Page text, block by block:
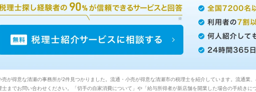
売が得意な清瀬の事務所が2件見つかりました。流通・小売が得意な清瀬市の税理士を紹介しています。流通業
士までお問い合わせください。「切手の自家消費について」や「給与所得者が新店舗を開業した場合の手続き